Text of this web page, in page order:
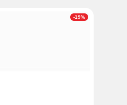
-19%